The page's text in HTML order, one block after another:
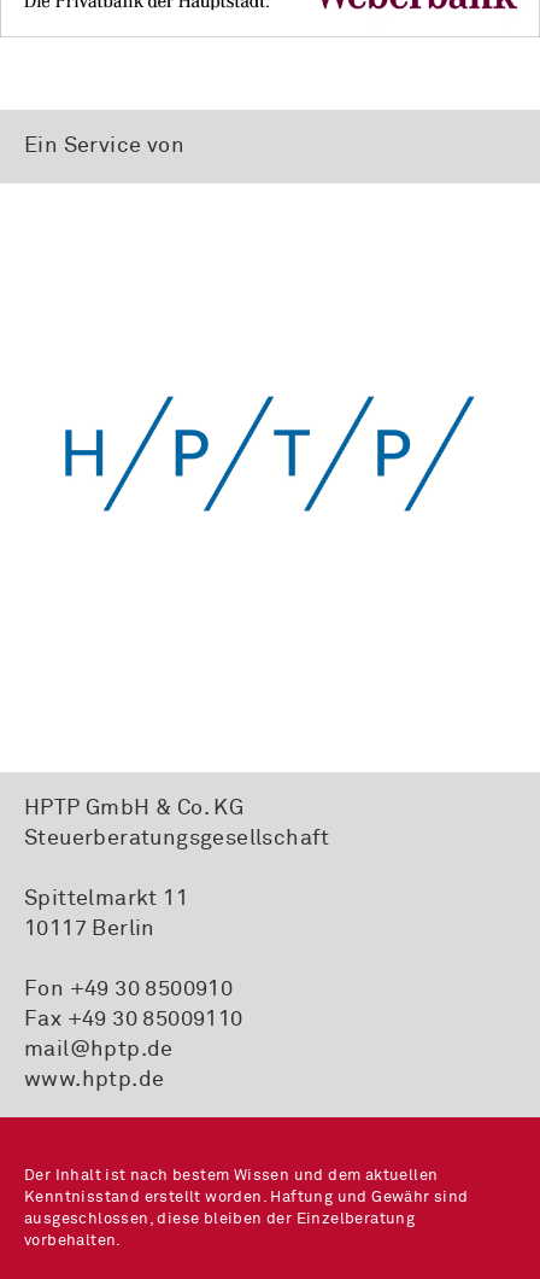
Ein Service von
HPTP GmbH & Co. KG
Steuerberatungsgesellschaft
Spittelmarkt 11
10117 Berlin
Fon +49 30 8500910
Fax +49 30 85009110
mail@hptp.de
www.hptp.de
Der Inhalt ist nach bestem Wissen und dem aktuellen
Kenntnisstand erstellt worden. Haftung und Gewähr sind
ausgeschlossen, diese bleiben der Einzelberatung
vorbehalten.